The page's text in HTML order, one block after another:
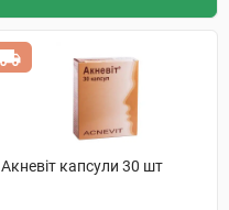
Акневіт капсули 30 шт